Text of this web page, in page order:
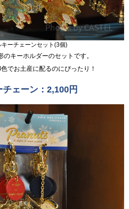
キーチェーンセット(3個)
キーホルダーのセットです。
でお土産に配るのにぴったり！
ェーン：2,100円